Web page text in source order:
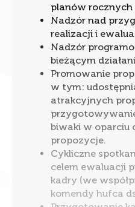
Aby zapewnić jak najlepsze
jak pliki cookie, do
informacji o urządzeniu. Zgoda
planów
Nadzór nad
realizacji i
Nadzór
bieżącym
Promowanie
w tym:
atrakcyjnych
biwaki w oparciu
propozycje.
Cykliczne
celem ewaluacji
kadry (we
komendy hufca